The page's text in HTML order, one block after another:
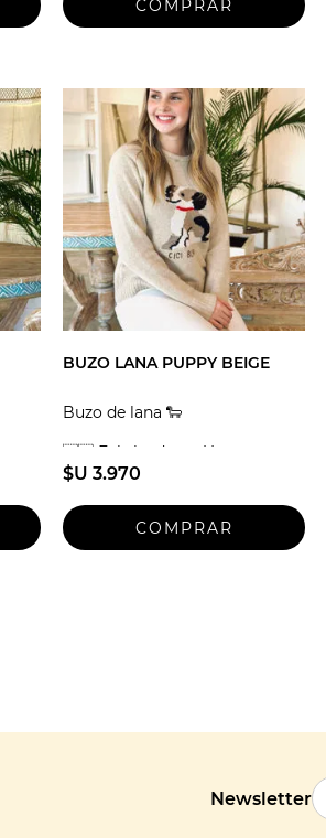
BUZO LANA PUPPY BEIGE
Buzo de lana 🐑
🇺🇾 Fabricado en Uruguay
$U 3.970
Newsletter